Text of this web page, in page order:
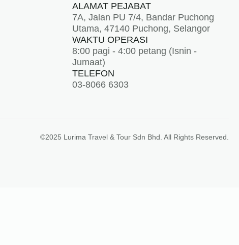
ALAMAT PEJABAT
7A, Jalan PU 7/4, Bandar Puchong
Utama, 47140 Puchong, Selangor
WAKTU OPERASI
8:00 pagi - 4:00 petang (Isnin -
Jumaat)
TELEFON
03-8066 6303
©2025 Lurima Travel & Tour Sdn Bhd. All Rights Reserved.